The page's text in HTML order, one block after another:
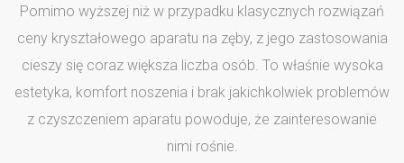
Pomimo wyższej niż w przypadku klasycznych rozwiązań
ceny kryształowego aparatu na zęby, z jego zastosowania
cieszy się coraz większa liczba osób. To właśnie wysoka
estetyka, komfort noszenia i brak jakichkolwiek problemów
z czyszczeniem aparatu powoduje, że zainteresowanie
nimi rośnie.